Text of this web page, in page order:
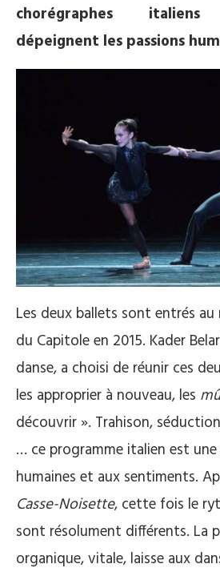
chorégraphes italiens
dépeignent les passions
Les deux ballets sont entrés
du Capitole en 2015. Kader
danse, a choisi de réunir ces
les approprier à nouveau, les
découvrir ». Trahison,
… ce programme italien est
humaines et aux sentiments.
Casse-Noisette, cette fois le
sont résolument différents. La
organique, vitale, laisse aux